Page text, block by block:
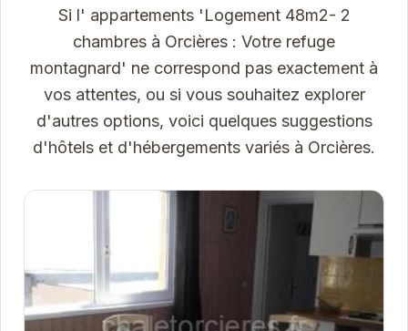
Si l' appartements 'Logement 48m2- 2
chambres à Orcières : Votre refuge
montagnard' ne correspond pas exactement à
vos attentes, ou si vous souhaitez explorer
d'autres options, voici quelques suggestions
d'hôtels et d'hébergements variés à Orcières.